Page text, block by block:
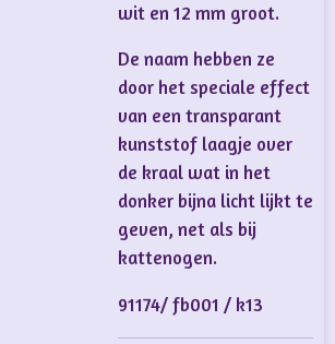
wit en 12 mm groot.
De naam hebben ze
door het speciale effect
van een transparant
kunststof laagje over
de kraal wat in het
donker bijna licht lijkt te
geven, net als bij
kattenogen.
91174/ fb001 / k13